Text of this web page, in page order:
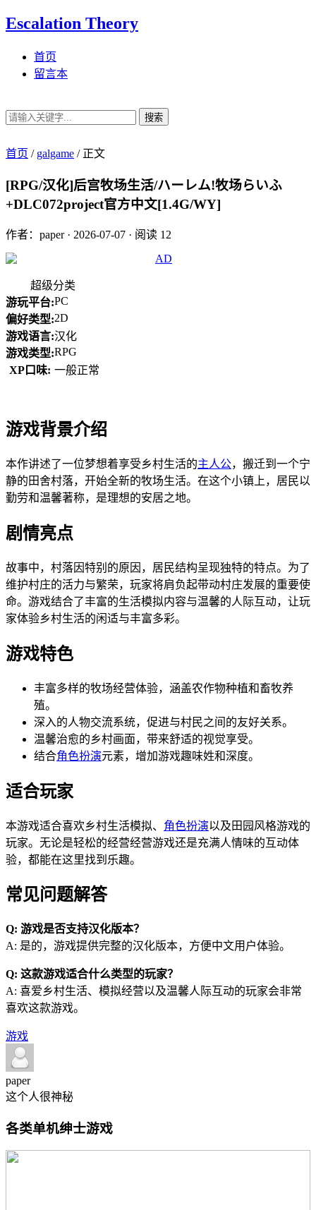
Escalation Theory
首页
留言本
搜索
首页 / galgame /正文
[RPG/汉化]后宫牧场生活/ハーレム!牧场らいふ
+DLC072project官方中文[1.4G/WY]
作者：paper· 2026-07-07 · 阅读 12
超级分类
游玩平台:PC
偏好类型:2D
游戏语言:汉化
游戏类型:RPG
XP口味: 一般正常
游戏背景介绍
本作讲述了一位梦想着享受乡村生活的主人公，搬迁到一个宁
静的田舍村落，开始全新的牧场生活。在这个小镇上，居民以
勤劳和温馨著称，是理想的安居之地。
剧情亮点
故事中，村落因特别的原因，居民结构呈现独特的特点。为了
维护村庄的活力与繁荣，玩家将肩负起带动村庄发展的重要使
命。游戏结合了丰富的生活模拟内容与温馨的人际互动，让玩
家体验乡村生活的闲适与丰富多彩。
游戏特色
丰富多样的牧场经营体验，涵盖农作物种植和畜牧养
殖。
深入的人物交流系统，促进与村民之间的友好关系。
温馨治愈的乡村画面，带来舒适的视觉享受。
结合角色扮演元素，增加游戏趣味姓和深度。
适合玩家
本游戏适合喜欢乡村生活模拟、 角色扮演以及田园风格游戏的
玩家。无论是轻松的经营经营游戏还是充满人情味的互动体
验，都能在这里找到乐趣。
常见问题解答
Q: 游戏是否支持汉化版本？
A: 是的，游戏提供完整的汉化版本，方便中文用户体验。
Q: 这款游戏适合什么类型的玩家？
A: 喜爱乡村生活、模拟经营以及温馨人际互动的玩家会非常
喜欢这款游戏。
游戏
paper
这个人很神秘
各类单机绅士游戏